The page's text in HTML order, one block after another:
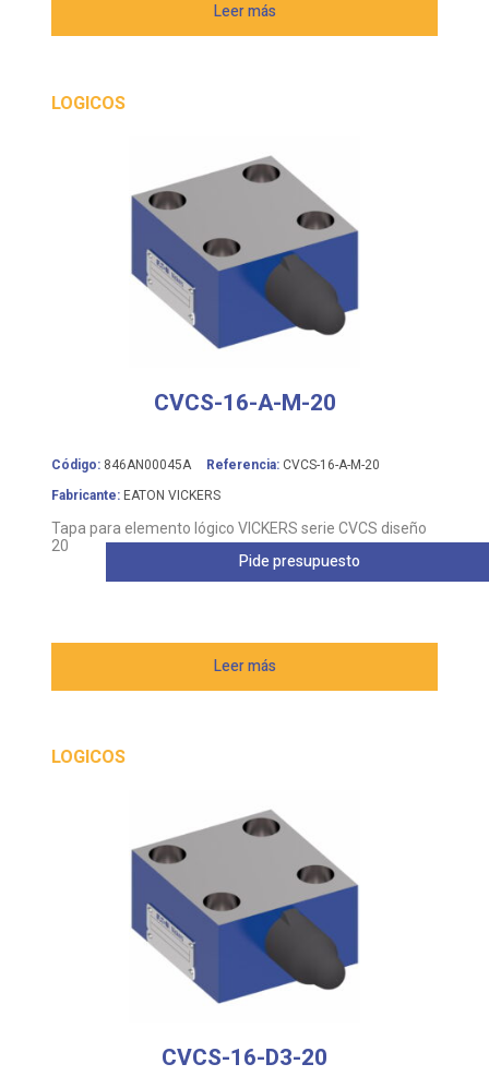
Leer más
LOGICOS
CVCS-16-A-M-20
Código: 846AN00045A Referencia: CVCS-16-A-M-20
Fabricante: EATON VICKERS
Tapa para elemento lógico VICKERS serie CVCS diseño
20
Leer más
Pide presupuesto
LOGICOS
CVCS-16-D3-20